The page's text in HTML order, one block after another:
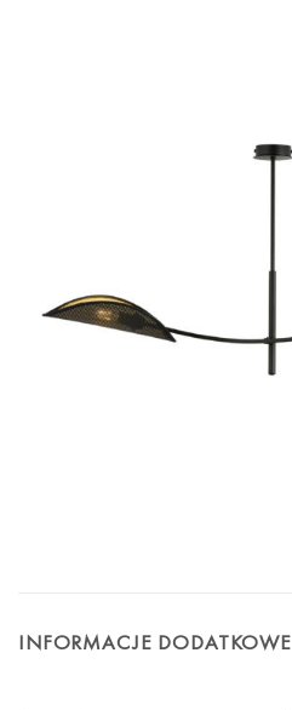
INFORMACJE DODATKOWE